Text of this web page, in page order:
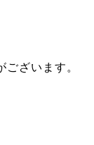
ざいます。